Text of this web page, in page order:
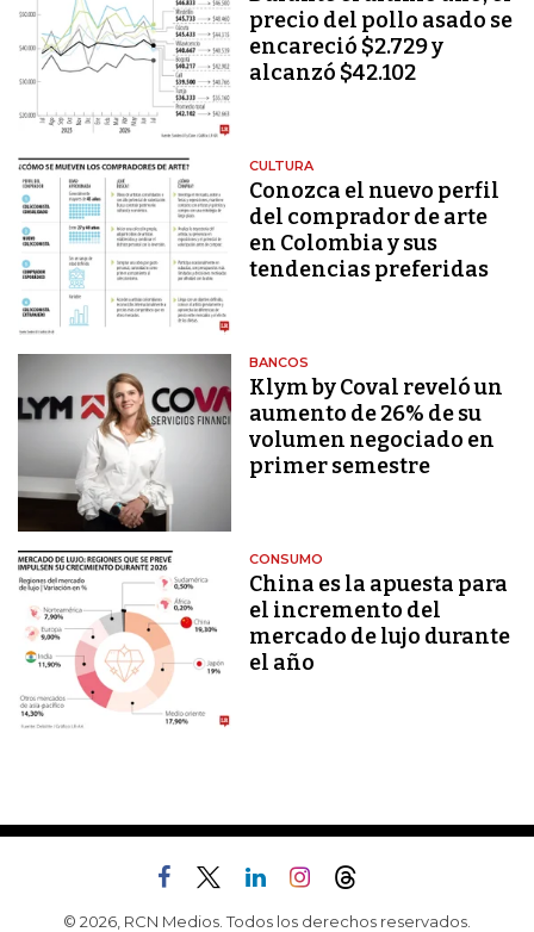
precio del pollo asado se
encareció $2.729 y
alcanzó $42.102
CULTURA
Conozca el nuevo perfil
del comprador de arte
en Colombia y sus
tendencias preferidas
BANCOS
Klym by Coval reveló un
aumento de 26% de su
volumen negociado en
primer semestre
CONSUMO
China es la apuesta para
el incremento del
mercado de lujo durante
el año
© 2026, RCN Medios. Todos los derechos reservados.